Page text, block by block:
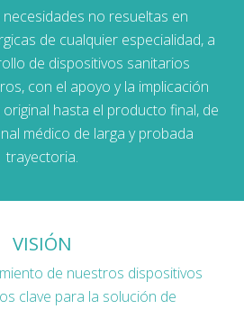
no resueltas en
de cualquier especialidad, a
de dispositivos sanitarios
con el apoyo y la implicación
hasta el producto final, de
médico de larga y probada
trayectoria.
VISIÓN
de nuestros dispositivos
clave para la solución de